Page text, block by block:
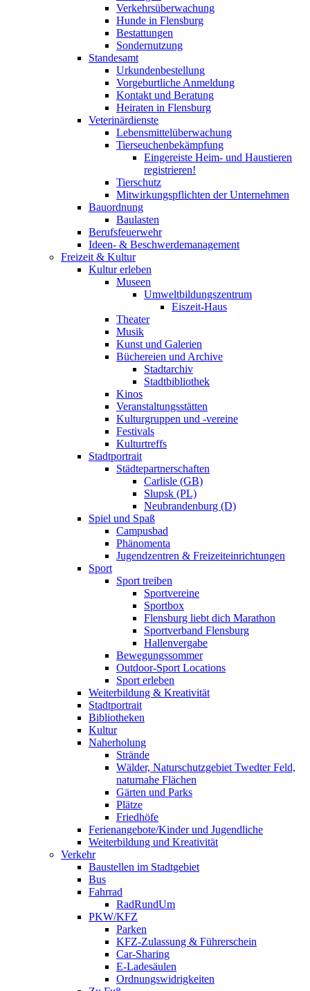
Verkehrsüberwachung
Hunde in Flensburg
Bestattungen
Sondernutzung
Standesamt
Urkundenbestellung
Vorgeburtliche Anmeldung
Kontakt und Beratung
Heiraten in Flensburg
Veterinärdienste
Lebensmittelüberwachung
Tierseuchenbekämpfung
Eingereiste Heim- und Haustieren
registrieren!
Tierschutz
Mitwirkungspflichten der Unternehmen
Bauordnung
Baulasten
Berufsfeuerwehr
Ideen- & Beschwerdemanagement
Freizeit & Kultur
Kultur erleben
Museen
Umweltbildungszentrum
Eiszeit-Haus
Theater
Musik
Kunst und Galerien
Büchereien und Archive
Stadtarchiv
Stadtbibliothek
Kinos
Veranstaltungsstätten
Kulturgruppen und -vereine
Festivals
Kulturtreffs
Stadtportrait
Städtepartnerschaften
Carlisle (GB)
Slupsk (PL)
Neubrandenburg (D)
Spiel und Spaß
Campusbad
Phänomenta
Jugendzentren & Freizeiteinrichtungen
Sport
Sport treiben
Sportvereine
Sportbox
Flensburg liebt dich Marathon
Sportverband Flensburg
Hallenvergabe
Bewegungssommer
Outdoor-Sport Locations
Sport erleben
Weiterbildung & Kreativität
Stadtportrait
Bibliotheken
Kultur
Naherholung
Strände
Wälder, Naturschutzgebiet Twedter Feld,
naturnahe Flächen
Gärten und Parks
Plätze
Friedhöfe
Ferienangebote/Kinder und Jugendliche
Weiterbildung und Kreativität
Verkehr
Baustellen im Stadtgebiet
Bus
Fahrrad
RadRundUm
PKW/KFZ
Parken
KFZ-Zulassung & Führerschein
Car-Sharing
E-Ladesäulen
Ordnungswidrigkeiten